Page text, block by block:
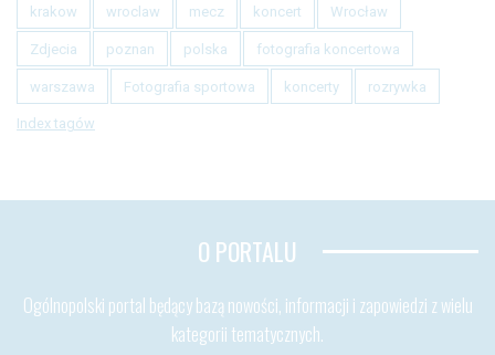
krakow wroclaw mecz koncert Wrocław
Zdjecia poznan polska fotografia koncertowa
warszawa Fotografia sportowa koncerty rozrywka
Index tagów
O PORTALU
Ogólnopolski portal będący bazą nowości, informacji i zapowiedzi z wielu
kategorii tematycznych.